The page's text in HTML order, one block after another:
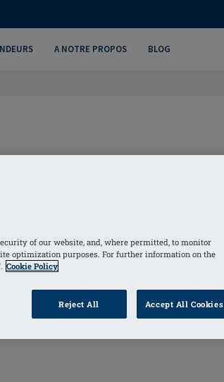
A NOTRE PROPOS BLOG
of our website, and, where permitted, to monitor
optimization purposes. For further information on the
Cookie Policy
Reject All Accept All Cookies